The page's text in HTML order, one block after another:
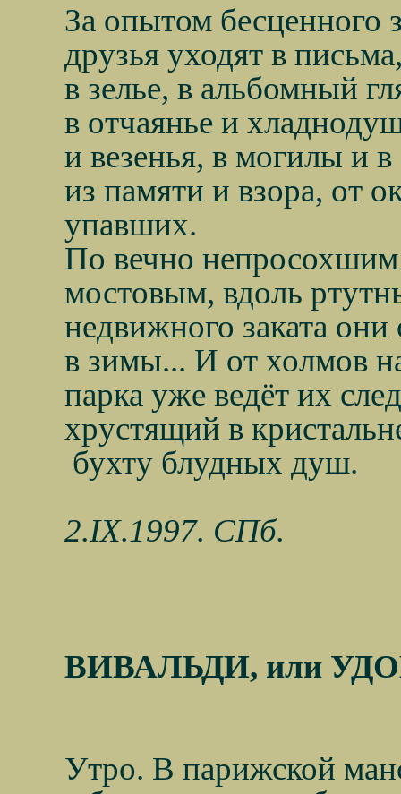
За опытом бесценного
друзья уходят в
в зелье, в альбомный
в отчаянье и
и везенья, в могилы и в
из памяти и взора, от
упавших.
По вечно непросохшим
мостовым, вдоль
недвижного заката они
в зимы... И от холмов
парка уже ведёт их
хрустящий в
бухту блудных душ.
2.IX.1997. СПб.
ВИВАЛЬДИ, или
Утро. В парижской